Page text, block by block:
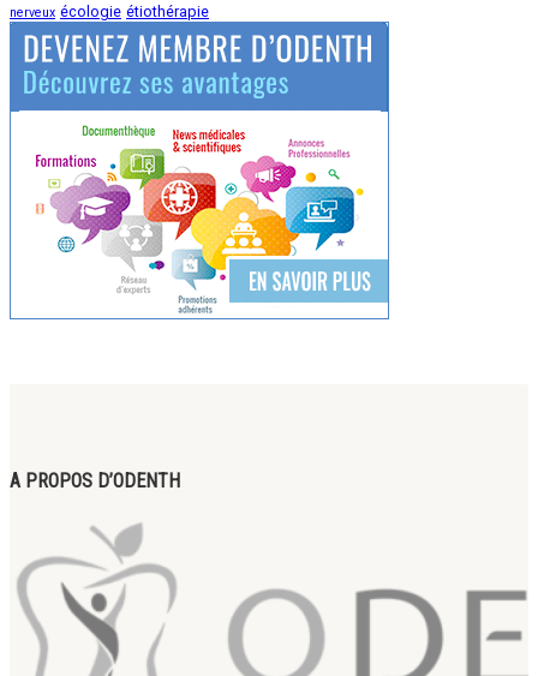
nerveux écologie étiothérapie
A PROPOS D’ODENTH